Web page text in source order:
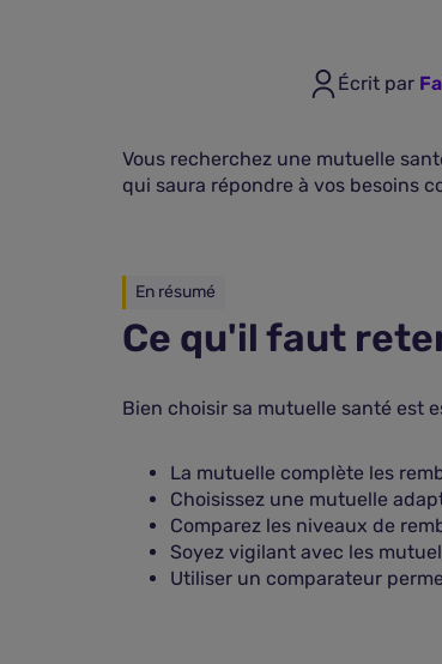
Écrit par
Vous recherchez une mutuelle
qui saura répondre à vos besoins
En résumé
Ce qu'il faut
Bien choisir sa mutuelle santé est
La mutuelle complète les
Choisissez une mutuelle
Comparez les niveaux de
Soyez vigilant avec les
Utiliser un comparateur